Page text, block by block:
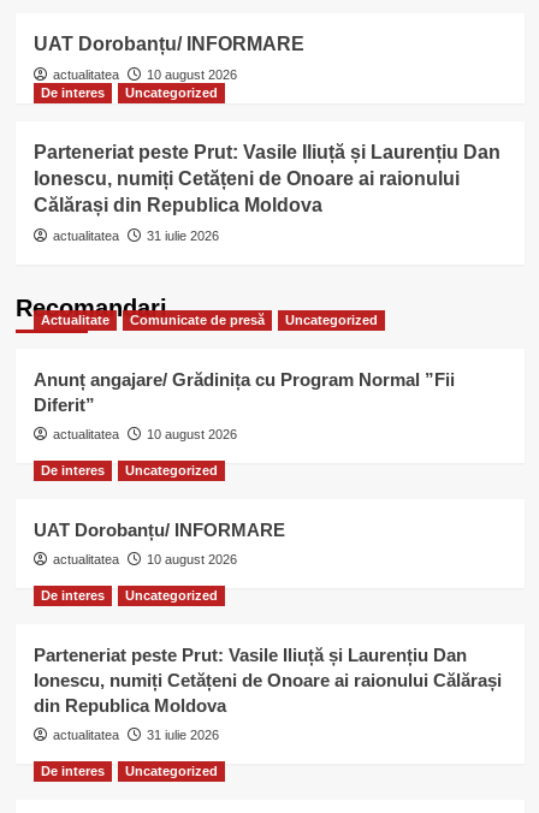
UAT Dorobanțu/ INFORMARE
actualitatea
10 august 2026
De interes
Uncategorized
Parteneriat peste Prut: Vasile Iliuță și Laurențiu Dan
Ionescu, numiți Cetățeni de Onoare ai raionului
Călărași din Republica Moldova
actualitatea 31 iulie 2026
Recomandari
Actualitate Comunicate de presă Uncategorized
Anunț angajare/ Grădinița cu Program Normal ”Fii
Diferit”
actualitatea 10 august 2026
De interes Uncategorized
UAT Dorobanțu/ INFORMARE
actualitatea 10 august 2026
De interes Uncategorized
Parteneriat peste Prut: Vasile Iliuță și Laurențiu Dan
Ionescu, numiți Cetățeni de Onoare ai raionului Călărași
din Republica Moldova
actualitatea 31 iulie 2026
De interes Uncategorized